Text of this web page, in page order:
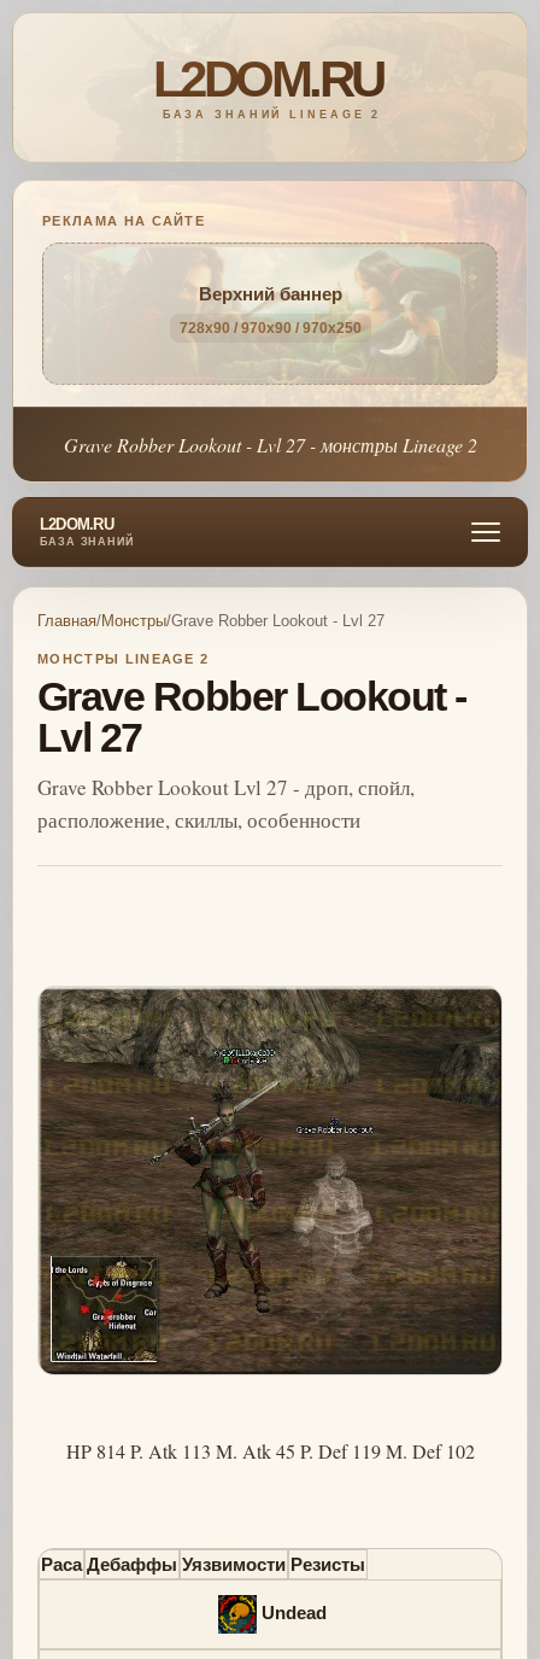
РЕКЛАМА НА САЙТЕ
Верхний баннер
728x90 / 970x90 / 970x250
Grave Robber Lookout - Lvl 27 - монстры Lineage 2
L2DOM.RU
БАЗА ЗНАНИЙ
Главная/Монстры/Grave Robber Lookout - Lvl 27
МОНСТРЫ LINEAGE 2
Grave Robber Lookout -
Lvl 27
Grave Robber Lookout Lvl 27 - дроп, спойл,
расположение, скиллы, особенности
HP 814 P. Atk 113 M. Atk 45 P. Def 119 M. Def 102
Раса Дебаффы Уязвимости Резисты
Undead